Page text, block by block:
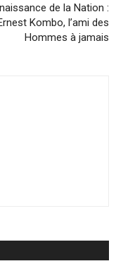
de la Nation :
Kombo, l’ami des
Hommes à jamais